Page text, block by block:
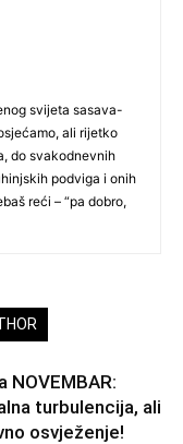
svijeta sasava-
ali rijetko
do svakodnevnih
podviga i onih
reći – “pa dobro,
NOVEMBAR:
turbulencija, ali
osvježenje!